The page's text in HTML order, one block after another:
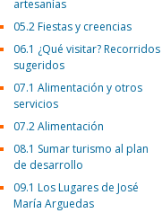
artesanías
05.2 Fiestas y creencias
06.1 ¿Qué visitar? Recorridos
sugeridos
07.1 Alimentación y otros
servicios
07.2 Alimentación
08.1 Sumar turismo al plan
de desarrollo
09.1 Los Lugares de José
María Arguedas